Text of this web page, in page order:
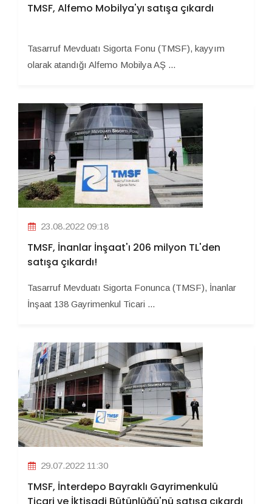
TMSF, Alfemo Mobilya'yı satışa çıkardı
Tasarruf Mevduatı Sigorta Fonu (TMSF), kayyım
olarak atandığı Alfemo Mobilya AŞ ...
23.08.2022 09:18
TMSF, İnanlar İnşaat'ı 206 milyon TL'den
satışa çıkardı!
Tasarruf Mevduatı Sigorta Fonunca (TMSF), İnanlar
İnşaat 138 Gayrimenkul Ticari ...
29.07.2022 11:30
TMSF, İnterdepo Bayraklı Gayrimenkulü